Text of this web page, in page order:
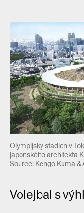
Olympijský stadion v
japonského architekta
Source: Kengo Kuma &
Volejbal s